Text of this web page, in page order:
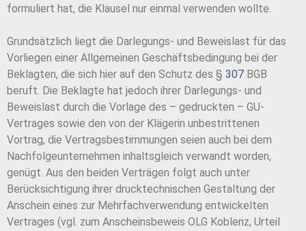
formuliert hat, die Klausel nur einmal verwenden wollte.
Grundsätzlich liegt die Darlegungs- und Beweislast für das
Vorliegen einer Allgemeinen Geschäftsbedingung bei der
Beklagten, die sich hier auf den Schutz des § 307 BGB
beruft. Die Beklagte hat jedoch ihrer Darlegungs- und
Beweislast durch die Vorlage des – gedruckten – GU-
Vertrages sowie den von der Klägerin unbestrittenen
Vortrag, die Vertragsbestimmungen seien auch bei dem
Nachfolgeunternehmen inhaltsgleich verwandt worden,
genügt. Aus den beiden Verträgen folgt auch unter
Berücksichtigung ihrer drucktechnischen Gestaltung der
Anschein eines zur Mehrfachverwendung entwickelten
Vertrages (vgl. zum Anscheinsbeweis OLG Koblenz, Urteil